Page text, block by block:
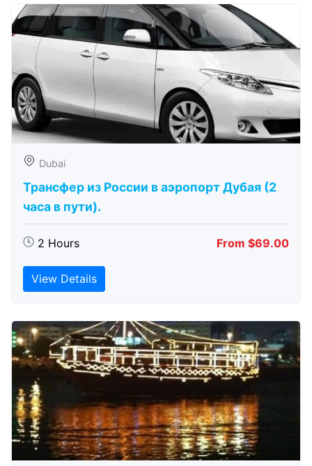
Dubai
Трансфер из России в аэропорт Дубая (2
часа в пути).
2 Hours From $69.00
View Details